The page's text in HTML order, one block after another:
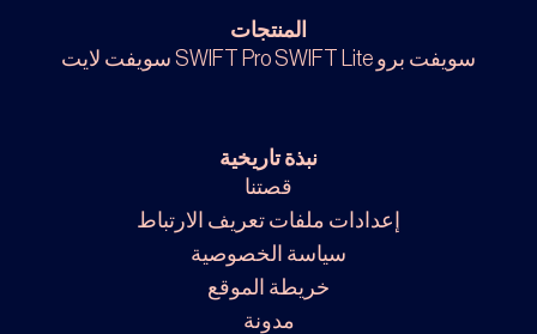
المنتجات
سويفت برو SWIFT Pro SWIFT Lite سويفت لايت
نبذة تاريخية
قصتنا
إعدادات ملفات تعريف الارتباط
سياسة الخصوصية
خريطة الموقع
مدونة